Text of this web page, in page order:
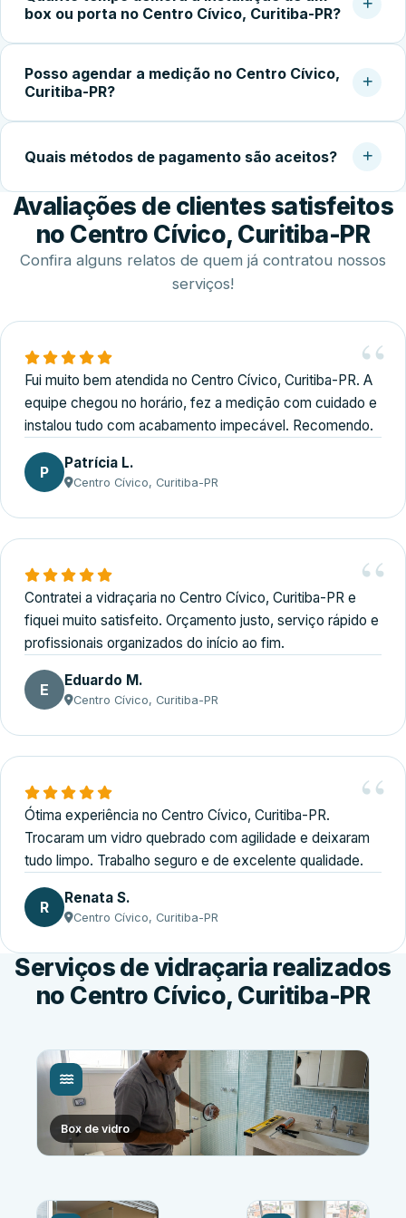
confirmar a garantia do serviço. Experiência com vidro
temperado faz toda a diferença na qualidade do
acabamento.
box ou porta no Centro Cívico, Curitiba-PR?
temperado (geralmente 5 a 10 dias úteis), a instalação no
local costuma ser concluída em 2 a 4 horas.
Posso agendar a medição no Centro Cívico,
Curitiba-PR?
disponibilidade do cliente, incluindo finais de semana,
serviço.
Quais métodos de pagamento são aceitos?
Disponibilizamos diversas formas de pagamento,
incluindo Pix, dinheiro, cartões de crédito e débito e
Avaliações de clientes satisfeitos
no Centro Cívico, Curitiba-PR
Confira alguns relatos de quem já contratou nossos
serviços!
Fui muito bem atendida no Centro Cívico, Curitiba-PR. A
equipe chegou no horário, fez a medição com cuidado e
instalou tudo com acabamento impecável. Recomendo.
P Patrícia L.
Centro Cívico, Curitiba-PR
Contratei a vidraçaria no Centro Cívico, Curitiba-PR e
fiquei muito satisfeito. Orçamento justo, serviço rápido e
profissionais organizados do início ao fim.
E Eduardo M.
Centro Cívico, Curitiba-PR
Ótima experiência no Centro Cívico, Curitiba-PR.
Trocaram um vidro quebrado com agilidade e deixaram
tudo limpo. Trabalho seguro e de excelente qualidade.
R Renata S.
Centro Cívico, Curitiba-PR
Serviços de vidraçaria realizados
no Centro Cívico, Curitiba-PR
Box de vidro